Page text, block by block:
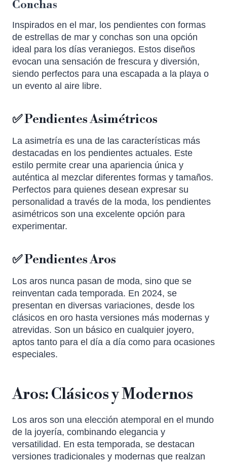
Conchas
Inspirados en el mar, los pendientes con formas
de estrellas de mar y conchas son una opción
ideal para los días veraniegos. Estos diseños
evocan una sensación de frescura y diversión,
siendo perfectos para una escapada a la playa o
un evento al aire libre.
✅ Pendientes Asimétricos
La asimetría es una de las características más
destacadas en los pendientes actuales. Este
estilo permite crear una apariencia única y
auténtica al mezclar diferentes formas y tamaños.
Perfectos para quienes desean expresar su
personalidad a través de la moda, los pendientes
asimétricos son una excelente opción para
experimentar.
✅ Pendientes Aros
Los aros nunca pasan de moda, sino que se
reinventan cada temporada. En 2024, se
presentan en diversas variaciones, desde los
clásicos en oro hasta versiones más modernas y
atrevidas. Son un básico en cualquier joyero,
aptos tanto para el día a día como para ocasiones
especiales.
Aros: Clásicos y Modernos
Los aros son una elección atemporal en el mundo
de la joyería, combinando elegancia y
versatilidad. En esta temporada, se destacan
versiones tradicionales y modernas que realzan